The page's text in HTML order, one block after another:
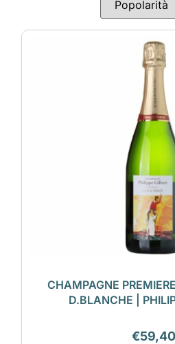
CHAMPAGNE
D.BLANCHE |
€59,40